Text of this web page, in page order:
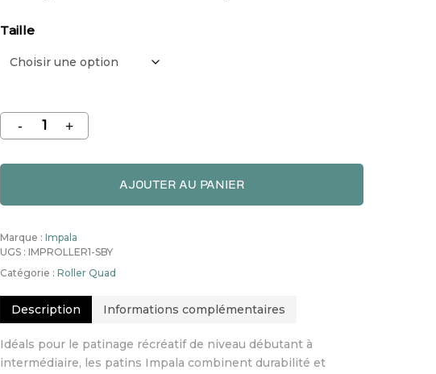
Taille
AJOUTER AU PANIER
Marque :Impala
UGS : IMPROLLER1-SBY
Catégorie :Roller Quad
Description Informations complémentaires
Idéals pour le patinage récréatif de niveau débutant à
intermédiaire, les patins Impala combinent durabilité et